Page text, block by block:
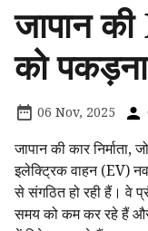
जापान
को पकड़ना
06 Nov, 2025
जापान की कार निर्माता,
इलेक्ट्रिक वाहन (EV)
से संगठित हो रही हैं। वे
समय को कम कर रहे हैं और